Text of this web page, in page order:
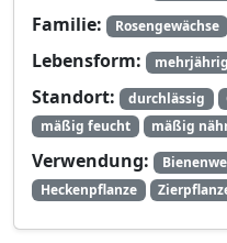
Familie: Rosengewächse
Lebensform: mehrjährig
Standort: durchlässig
mäßig feucht
mäßig
Verwendung:
Heckenpflanze